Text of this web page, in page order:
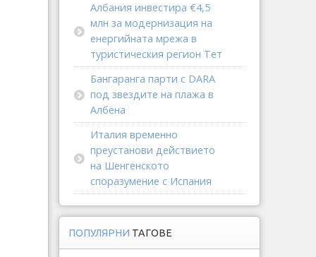
Албания инвестира €4,5
млн за модернизация на
енергийната мрежа в
туристическия регион Тет
Бангаранга парти с DARA
под звездите на плажа в
Албена
Италия временно
преустанови действието
на Шенгенското
споразумение с Испания
ПОПУЛЯРНИ ТАГОВЕ